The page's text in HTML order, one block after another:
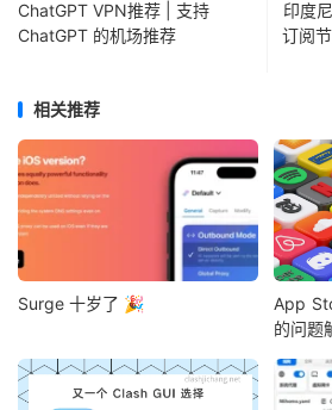
ChatGPT VPN推荐 | 支持
ChatGPT 的机场推荐
印度
订阅
相关推荐
Surge 十岁了 🎉
App
的问题